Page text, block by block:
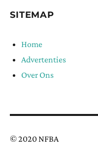
SITEMAP
Home
Advertenties
Over Ons
© 2020 NFBA